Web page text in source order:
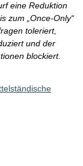
eine Reduktion
zum „Once-Only“
toleriert,
und der
blockiert.